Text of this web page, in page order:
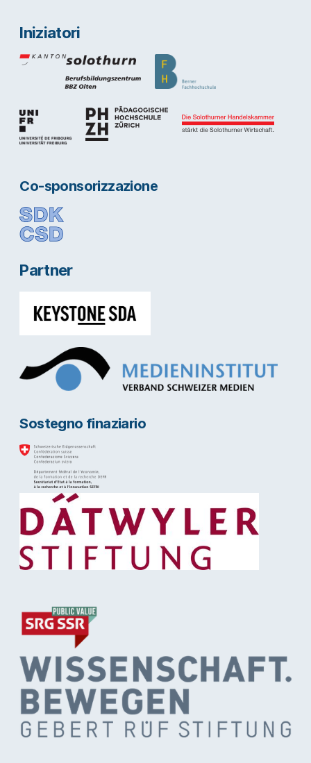
Iniziatori
Co-sponsorizzazione
Partner
Sostegno finaziario